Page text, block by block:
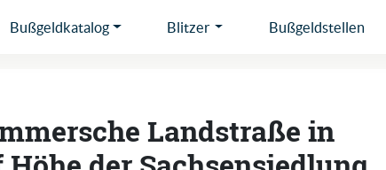
Bußgeldkatalog Blitzer Bußgeldstellen
Landstraße in